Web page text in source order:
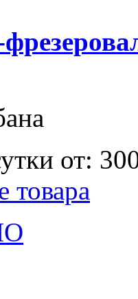
от:
товара